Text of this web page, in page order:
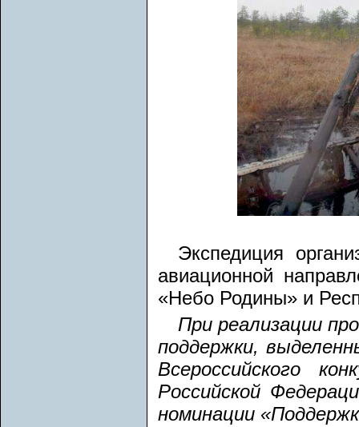
Экспедиция
авиационной
«Небо Родины» и
При реализации
поддержки,
Всероссийского
Российской
номинации